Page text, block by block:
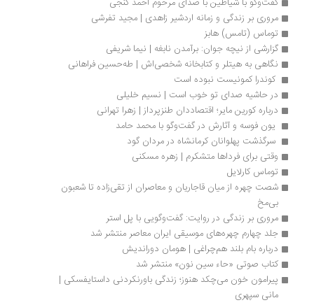
مروری بر زندگی و زمانه اردشیر زاهدی | مجید تفرشی
توماس (تامس) هابز
گزارشی از نیچه جوان: برآمدن نابغه | نیما شریفی
نگاهی به هیتلر و کتابخانه شخصی‌اش | طه‌حسین فراهانی
کوندرا کمونیست نبوده است
در حاشیه صدای تو خوب است | نسیم خلیلی
درباره کورین مایر؛ اقتصاددان طنزپرداز | زهرا تهرانی
یون فوسه و آثارش در گفت‌وگو با محمد حامد
سرگذشت‌ پهلوانان کرمانشاه در مردان گود
وقتی برای فرداها متشکرم | زهره مسکنی
توماس کارلایل
شصت چهره از میان قاجاریان و معاصران از تقی‌زاده تا شعبون
مروری بر زندگی در روایت: گفت‌وگویی با پل استر
جلد چهارم چهره‌های موسیقی ایران معاصر منتشر شد
درباره بام بلند هم‌چراغی | هومان دوراندیش
کتاب صوتی «حاء سین نون» منتشر شد
پیرامون خون می‌چکد هنوز؛ زندگی باورنکردنی داستایفسکی |
مانی سپهری